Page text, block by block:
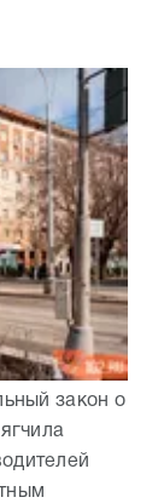
закон о